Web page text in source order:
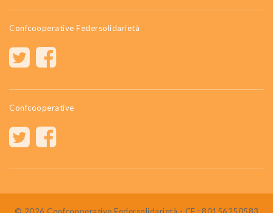
Confcooperative Federsolidarietà
Confcooperative
© 2026 Confcooperative Federsolidarietà - CF : 80156250583